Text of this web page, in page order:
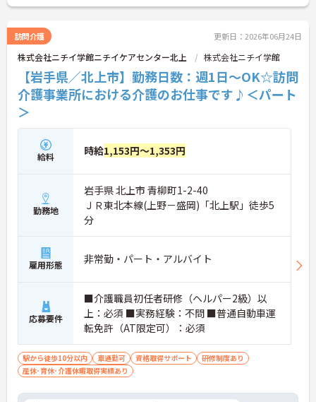
訪問介護 更新日：2026年06月24日
株式会社ニチイ学館ニチイケアセンター北上 株式会社ニチイ学館
【岩手県／北上市】勤務日数：週1日～OK☆訪問
介護事業所における介護のお仕事です♪＜パート
＞
給料 時給1,153円～1,353円
勤務地
岩手県 北上市 青柳町1-2-40
ＪＲ東北本線(上野－盛岡)「北上駅」徒歩5
分
雇用形態 非常勤・パート・アルバイト
応募要件
■介護職員初任者研修（ヘルパー2級）以
上：必須 ■実務経験：不問 ■普通自動車運
転免許（AT限定可）：必須
駅から徒歩10分以内 車通勤可 資格取得サポート
研修制度あり
産休･育休･介護休暇取得実績あり